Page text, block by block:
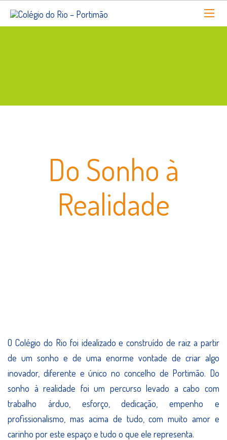
Do Sonho à
Realidade
O Colégio do Rio foi idealizado e construído de raiz a partir
de um sonho e de uma enorme vontade de criar algo
inovador, diferente e único no concelho de Portimão. Do
sonho à realidade foi um percurso levado a cabo com
trabalho árduo, esforço, dedicação, empenho e
profissionalismo, mas acima de tudo, com muito amor e
carinho por este espaço e tudo o que ele representa.